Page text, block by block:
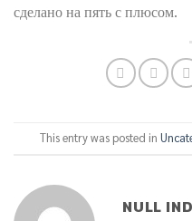
сделано на пять с плюсом.
This entry was posted in
NULL